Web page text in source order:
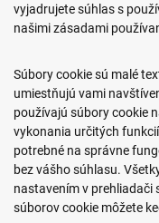
0917 466 578
Pon-Ned: 9:00 -
Podmienky nákupu
vyjadrujete súhlas s
našimi zásadami
Súbory cookie sú malé
umiestňujú vami
používajú súbory cookie
vykonania určitých
potrebné na správne
bez vášho súhlasu.
nastavením v prehliadači
súborov cookie môžete